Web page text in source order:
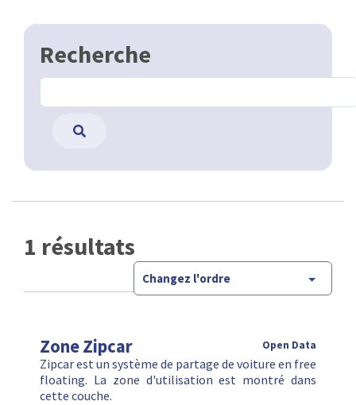
Recherche
1 résultats
Changez l'ordre
Zone Zipcar Open Data
Zipcar est un système de partage de voiture en free
floating. La zone d'utilisation est montré dans
cette couche.